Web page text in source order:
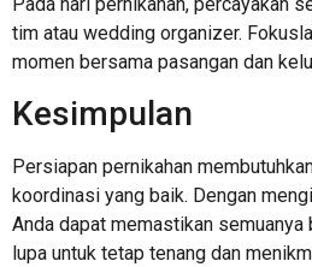
tim atau wedding organizer.
momen bersama pasangan dan
Kesimpulan
Persiapan pernikahan
koordinasi yang baik. Dengan
Anda dapat memastikan semuanya
lupa untuk tetap tenang dan